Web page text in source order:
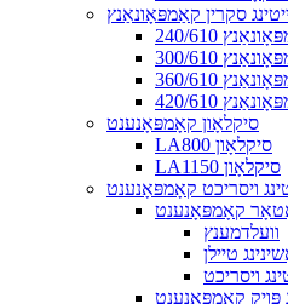
סקרין קאַמפּאָונאַנץ
סיקלאָון קאָמפּאָנענט
LA800 סיקלאָון
LA1150 סיקלאָון
ויסריכט קאָמפּאָנענט
קאָמפּאָנענט
וועלדמענץ
טיילן
ויסריכט
פּויק קאָמפּאָנענט